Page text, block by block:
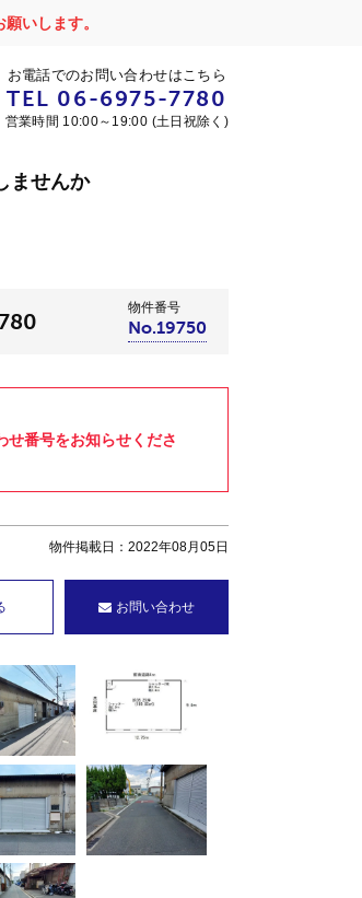
いします。
お電話でのお問い合わせはこちら
TEL 06-6975-7780
営業時間 10:00～19:00 (土日祝除く)
ませんか
物件番号
No.19750
せ番号をお知らせくださ
物件掲載日：2022年08月05日
お問い合わせ